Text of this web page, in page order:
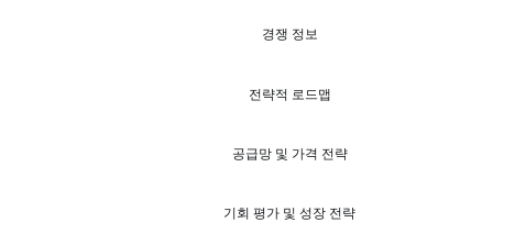
경쟁 정보
전략적 로드맵
공급망 및 가격 전략
기회 평가 및 성장 전략